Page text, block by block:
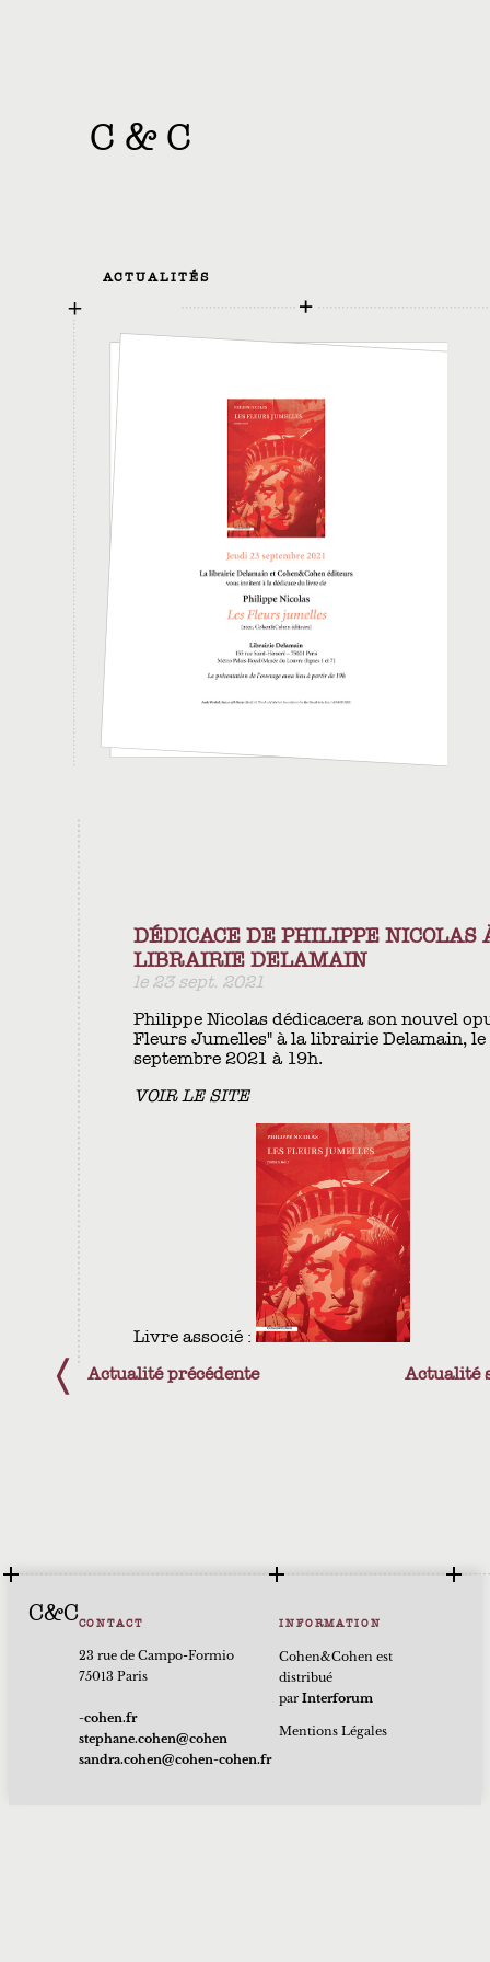
C &C
ACTUALITÉS
DÉDICACE DE PHILIPPE NICOLAS
LIBRAIRIE DELAMAIN
le 23 sept. 2021
Philippe Nicolas dédicacera son nouvel
Fleurs Jumelles" à la librairie Delamain, le
septembre 2021 à 19h.
VOIR LE SITE
Livre associé :
Actualité
Actualité précédente
C&CCONTACT
23 rue de Campo-Formio
75013 Paris
rf.nehoc-
nehoc@nehoc.enahpets
rf.nehoc-nehoc@nehoc.ardnas
INFORMATION
Cohen&Cohen est
distribué
parInterforum
Mentions Légales